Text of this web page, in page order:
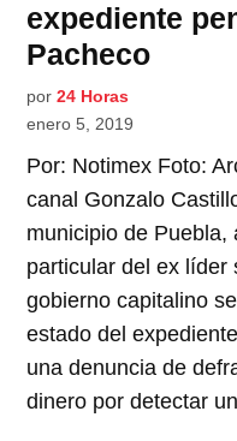
expediente
Pacheco
por 24 Horas
enero 5, 2019
Por: Notimex Foto:
canal Gonzalo
municipio de Puebla,
particular del ex líder
gobierno capitalino
estado del
una denuncia de
dinero por detectar